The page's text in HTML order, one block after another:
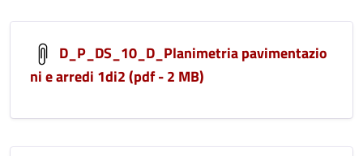
D_P_DS_10_D_Planimetria pavimentazio
ni e arredi 1di2 (pdf - 2 MB)